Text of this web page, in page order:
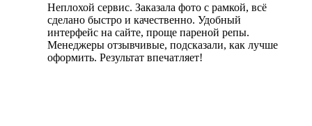
Неплохой сервис. Заказала фото с рамкой, всё
сделано быстро и качественно. Удобный
интерфейс на сайте, проще пареной репы.
Менеджеры отзывчивые, подсказали, как лучше
оформить. Результат впечатляет!